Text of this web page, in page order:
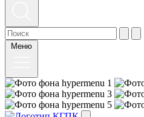
Меню